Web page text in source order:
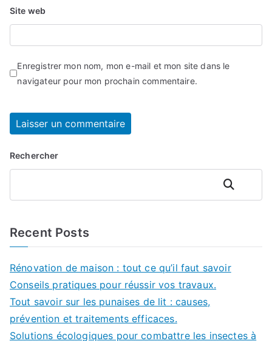
Site web
Enregistrer mon nom, mon e-mail et mon site dans le
navigateur pour mon prochain commentaire.
Rechercher
Rechercher
Recent Posts
Rénovation de maison : tout ce qu’il faut savoir
Conseils pratiques pour réussir vos travaux.
Tout savoir sur les punaises de lit : causes,
prévention et traitements efficaces.
Solutions écologiques pour combattre les insectes à